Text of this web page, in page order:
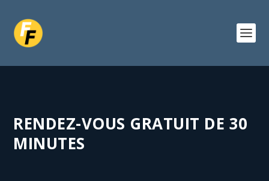
RENDEZ-VOUS GRATUIT DE 30
MINUTES